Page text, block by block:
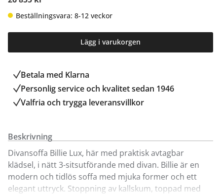
Beställningsvara: 8-12 veckor
Lägg i varukorgen
Betala med Klarna
Personlig service och kvalitet sedan 1946
Valfria och trygga leveransvillkor
Beskrivning
Divansoffa Billie Lux, här med praktisk avtagbar
klädsel, i nätt 3-sitsutförande med divan. Billie är en
modern och tidlös soffa med mjuka former och ett
elegant uttryck. Stoppning av kallskum, toppad med